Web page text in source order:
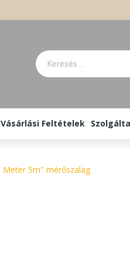
Vásárlási Feltételek
Meter 5m" mérőszalag